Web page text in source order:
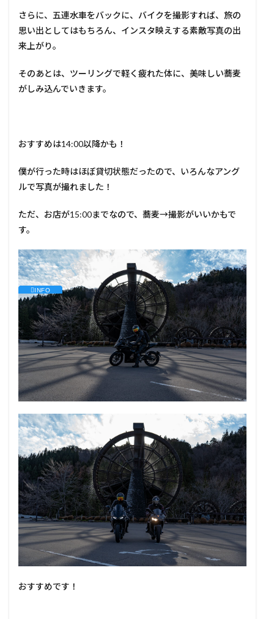
さらに、五連水車をバックに、バイクを撮影すれば、旅の
思い出としてはもちろん、インスタ映えする素敵写真の出
来上がり。
そのあとは、ツーリングで軽く疲れた体に、美味しい蕎麦
がしみ込んでいきます。
おすすめは14:00以降かも！
僕が行った時はほぼ貸切状態だったので、いろんなアング
ルで写真が撮れました！
ただ、お店が15:00までなので、蕎麦→撮影がいいかもで
す。
おすすめです！